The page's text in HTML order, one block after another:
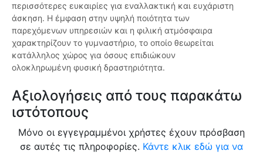
περισσότερες ευκαιρίες για εναλλακτική και ευχάριστη
άσκηση. Η έμφαση στην υψηλή ποιότητα των
παρεχόμενων υπηρεσιών και η φιλική ατμόσφαιρα
χαρακτηρίζουν το γυμναστήριο, το οποίο θεωρείται
κατάλληλος χώρος για όσους επιδιώκουν
ολοκληρωμένη φυσική δραστηριότητα.
Αξιολογήσεις από τους παρακάτω
ιστότοπους
Μόνο οι εγγεγραμμένοι χρήστες έχουν πρόσβαση
σε αυτές τις πληροφορίες. Κάντε κλικ εδώ για να